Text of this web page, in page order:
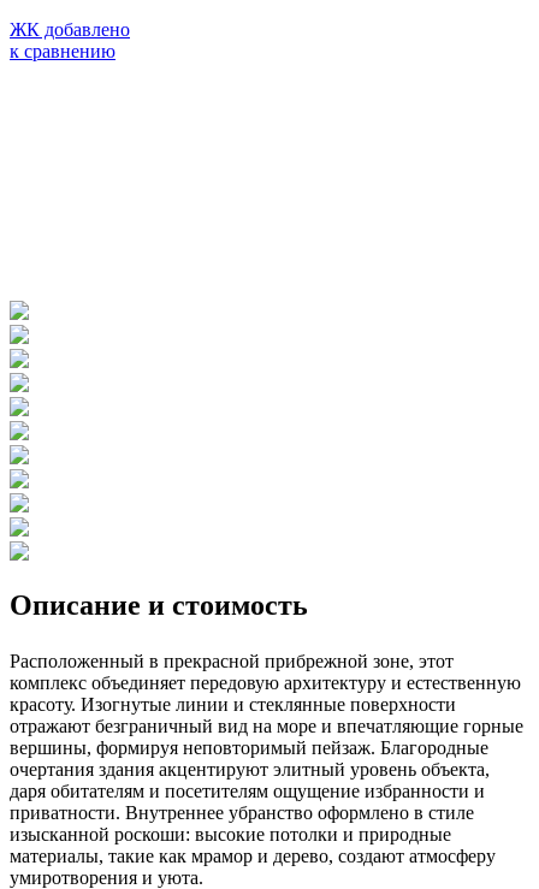
ЖК добавлено
к сравнению
Описание и стоимость
Расположенный в прекрасной прибрежной зоне, этот
комплекс объединяет передовую архитектуру и естественную
красоту. Изогнутые линии и стеклянные поверхности
отражают безграничный вид на море и впечатляющие горные
вершины, формируя неповторимый пейзаж. Благородные
очертания здания акцентируют элитный уровень объекта,
даря обитателям и посетителям ощущение избранности и
приватности. Внутреннее убранство оформлено в стиле
изысканной роскоши: высокие потолки и природные
материалы, такие как мрамор и дерево, создают атмосферу
умиротворения и уюта.